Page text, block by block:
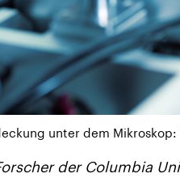
unter dem
der Columbia